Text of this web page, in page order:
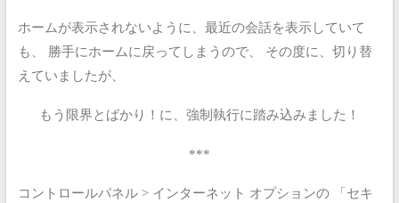
ホームが表示されないように、最近の会話を表示していて
も、
勝手にホームに戻ってしまうので、
その度に、切り替
えていましたが、
もう限界とばかり！に、強制執行に踏み込みました！
***
コントロールパネル > インターネット オプションの「セキ